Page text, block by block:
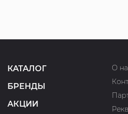
КАТАЛОГ
БРЕНДЫ
АКЦИИ
О